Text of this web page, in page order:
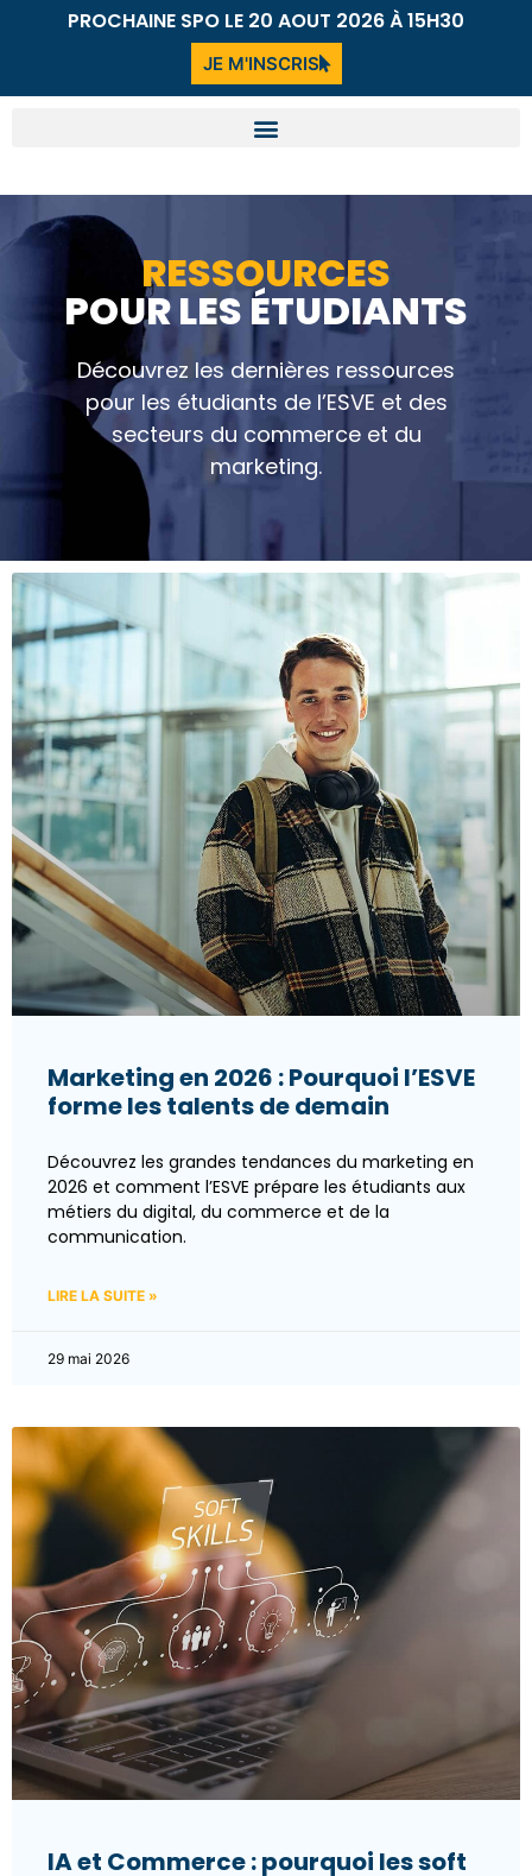
PROCHAINE SPO LE 20 AOUT 2026 À 15H30
JE M'INSCRIS
RESSOURCES
POUR LES ÉTUDIANTS
Découvrez les dernières ressources
pour les étudiants de l’ESVE et des
secteurs du commerce et du
marketing.
Marketing en 2026 : Pourquoi l’ESVE
forme les talents de demain
Découvrez les grandes tendances du marketing en
2026 et comment l’ESVE prépare les étudiants aux
métiers du digital, du commerce et de la
communication.
LIRE LA SUITE »
29 mai 2026
IA et Commerce : pourquoi les soft